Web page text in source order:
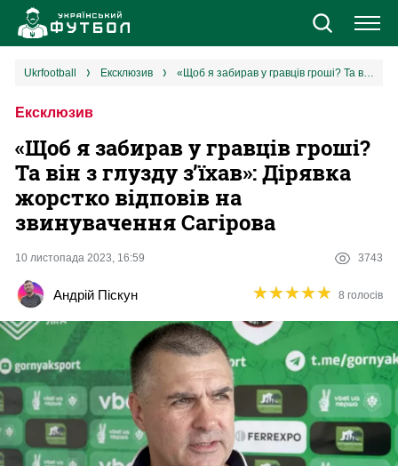
Новини
Єврокубки
УПЛ
Різне
Букмекери
Казино
ukrfootball ексклюзив «Щоб я забирав у гравців гроші? Та він з глузду з’їхав»: Дірявка жорстко відповів на звинувачення Сагірова
Ексклюзив
«Щоб я забирав у гравців гроші?
Та він з глузду з’їхав»: Дірявка
жорстко відповів на
звинувачення Сагірова
10 листопада 2023, 16:59 3743
Андрій Піскун ★★★★★
★★★★★ 8 голосів